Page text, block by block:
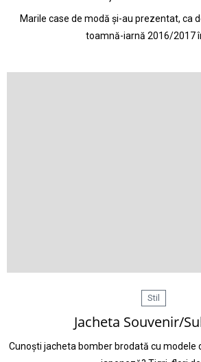
Marile case de modă și-au prezentat, ca
toamnă-iarnă 2016/2017
Stil
Jacheta Souvenir/
Cunoști jacheta bomber brodată cu modele